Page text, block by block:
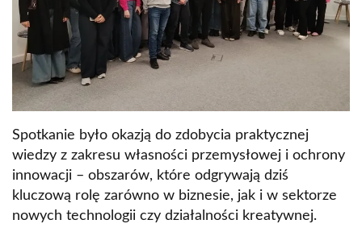
Spotkanie było okazją do zdobycia praktycznej
wiedzy z zakresu własności przemysłowej i ochrony
innowacji – obszarów, które odgrywają dziś
kluczową rolę zarówno w biznesie, jak i w sektorze
nowych technologii czy działalności kreatywnej.